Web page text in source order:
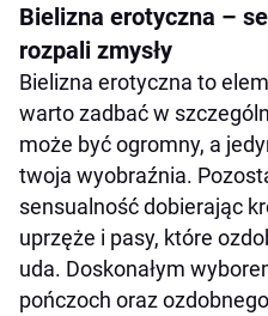
Bielizna erotyczna –
rozpali zmysły
Bielizna erotyczna to
warto zadbać w
może być ogromny, a
twoja wyobraźnia.
sensualność dobierając
uprzęże i pasy, które
uda. Doskonałym
pończoch oraz